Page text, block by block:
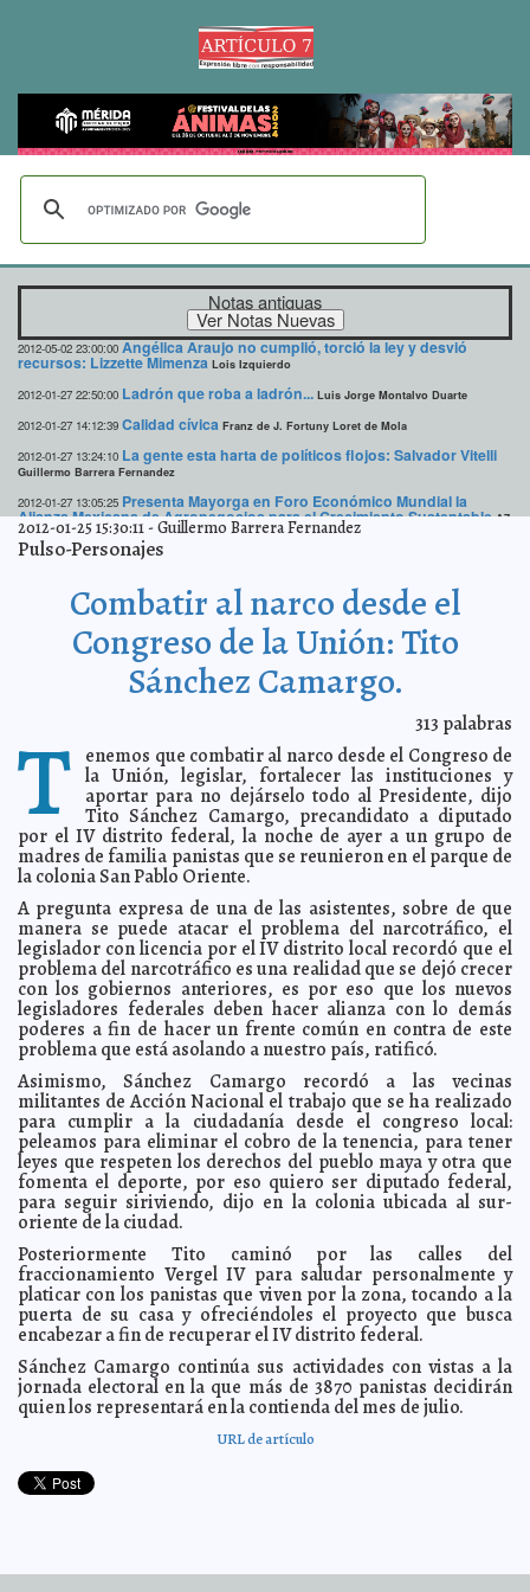
Notas antiguas
2012-05-02 23:00:00 Angélica Araujo no cumplió, torció la ley y desvió
recursos: Lizzette Mimenza Lois Izquierdo
2012-01-27 22:50:00 Ladrón que roba a ladrón... Luis Jorge Montalvo Duarte
2012-01-27 14:12:39 Calidad cívica Franz de J. Fortuny Loret de Mola
2012-01-27 13:24:10 La gente esta harta de políticos flojos: Salvador Vitelli
Guillermo Barrera Fernandez
2012-01-27 13:05:25 Presenta Mayorga en Foro Económico Mundial la
Alianza Mexicana de Agronegocios para el Crecimiento Sustentable A7
2012-01-27 13:02:58 Cuantiosos recursos de la SCT para modernizar
carreteras rurales en Hidalgo
2012-01-27 12:47:28 Más de 900 líderes integran los Comités de Gestión por
Competencias promovidos por el CONOCER A7
2012-01-27 12:42:41 Los nacidos en diciembre y enero podrán ser
funcionarios de casilla A7
Se prepara la fiesta anual de Tunkás en honor de Santo
Las escuelas y universidades cambian Microsoft Office
por Google A7
2012-01-27 11:25:51 Las mujeres fingen en la cama para ‘retener’ a sus
A7
2012-01-27 11:21:12 Peligroso sodomita el ex árbitro FIFA Óscar Julián Ruiz
(vídeo) A7
2012-01-27 11:09:23 El tener sexo puede aliviar el sintoma de la congestión
nasal A7
2012-01-27 11:03:30 Costará unos diez mil dólares viajar al Mundial 2014 A7
2012-01-27 10:58:03 Nacieron sixtillizos en Afganistán A7
2012-01-27 10:53:51 Gingrich promete la Luna A7
2012-01-27 10:50:26 Intentan detectar el autismo en bebés A7
2012-01-27 10:47:49 Jueza africana de armas tomar A7
2012-01-27 10:44:05 Primera Ministra de Australia huye despavorida
2012-01-27 09:47:42 Morenas vs rubias Lois Izquierdo
2012-01-27 09:14:24 Elabora SEDESOL paquetes alimentarios adicionales
por la sequia Guillermo Barrera Fernandez
2012-01-26 14:10:02 Sesión para modificar comisiones en el congreso
Guillermo Barrera Fernandez
2012-01-26 13:54:52 Tito Sánchez Camargo ofrece resultados legislativos
2012-01-26 13:42:55 Se refuerza la ayuda humanitaria para que ninguna
familia se quede sin recibir agua para consumo humano, insumos
alimentarios básicos, cobijas y recursos del Programa de Empleo
Temporal Guillermo Barrera Fernandez
2012-01-26 12:44:54 Hugo González Crespo, mintió Guillermo Barrera Fernandez
2012-01-26 11:53:33 El desayuno, esencial en los niños Lois Izquierdo
2012-01-26 10:23:33 Exponen capa de seda de arañas A7
«Mein Kampf» no se publicará en Alemania
2012-01-26 10:12:13
Ormuz A7
2012-01-26 09:54:19 EE. UU. entró a Somalia a rescatar a dos rehenes A7
2012-01-25 15:30:11-Guillermo Barrera Fernandez
Pulso-Personajes
Combatir al narco desde el
Congreso de la Unión: Tito
Sánchez Camargo.
313 palabras
T enemos que combatir al narco desde el Congreso de
la Unión, legislar, fortalecer las instituciones y
aportar para no dejárselo todo al Presidente, dijo
Tito Sánchez Camargo, precandidato a diputado
por el IV distrito federal, la noche de ayer a un grupo de
madres de familia panistas que se reunieron en el parque de
la colonia San Pablo Oriente.
A pregunta expresa de una de las asistentes, sobre de que
manera se puede atacar el problema del narcotráfico, el
legislador con licencia por el IV distrito local recordó que el
problema del narcotráfico es una realidad que se dejó crecer
con los gobiernos anteriores, es por eso que los nuevos
legisladores federales deben hacer alianza con lo demás
poderes a fin de hacer un frente común en contra de este
problema que está asolando a nuestro país, ratificó.
Asimismo, Sánchez Camargo recordó a las vecinas
militantes de Acción Nacional el trabajo que se ha realizado
para cumplir a la ciudadanía desde el congreso local:
peleamos para eliminar el cobro de la tenencia, para tener
leyes que respeten los derechos del pueblo maya y otra que
fomenta el deporte, por eso quiero ser diputado federal,
para seguir siriviendo, dijo en la colonia ubicada al sur-
oriente de la ciudad.
Posteriormente Tito caminó por las calles del
fraccionamiento Vergel IV para saludar personalmente y
platicar con los panistas que viven por la zona, tocando a la
puerta de su casa y ofreciéndoles el proyecto que busca
encabezar a fin de recuperar el IV distrito federal.
Sánchez Camargo continúa sus actividades con vistas a la
jornada electoral en la que más de 3870 panistas decidirán
quien los representará en la contienda del mes de julio.
URL de artículo